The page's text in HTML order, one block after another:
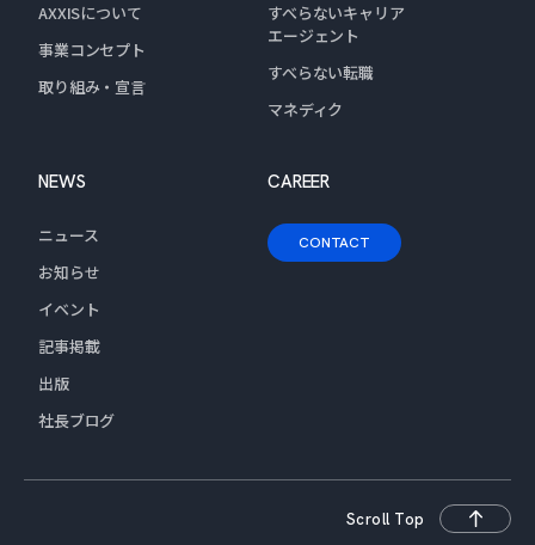
AXXISについて
事業コンセプト
取り組み・宣言
すべらないキャリア
エージェント
すべらない転職
マネディク
NEWS
ニュース
お知らせ
イベント
記事掲載
出版
社長ブログ
CAREER
CONTACT
Scroll Top